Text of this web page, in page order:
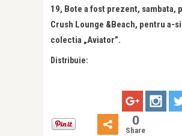
19, Bote a fost prezent, sambata,
Crush Lounge &Beach, pentru a-
colectia „Aviator”.
Distribuie:
0
Share